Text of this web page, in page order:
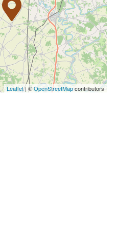
Leaflet| ©OpenStreetMapcontributors